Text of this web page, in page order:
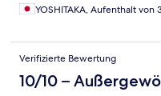
YOSHITAKA, Aufenthalt von
Verifizierte Bewertung
10/10 –